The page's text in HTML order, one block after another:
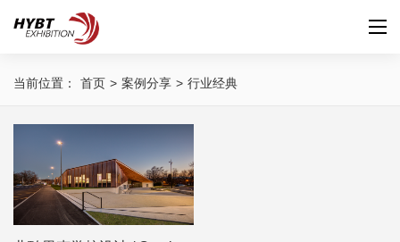
当前位置： 首页 > 案例分享 > 行业经典